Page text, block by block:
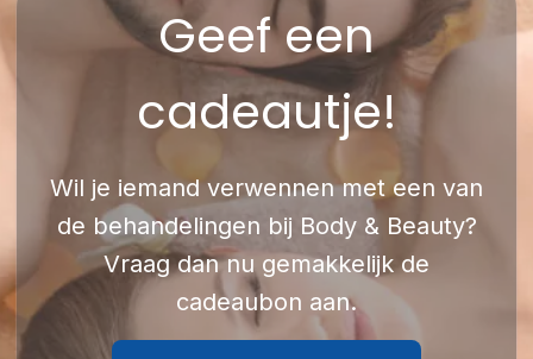
Geef een
cadeautje!
Wil je iemand verwennen met een van
de behandelingen bij Body & Beauty?
Vraag dan nu gemakkelijk de
cadeaubon aan.